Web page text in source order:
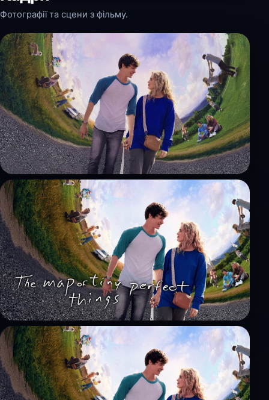
Фотографії та сцени з фільму.